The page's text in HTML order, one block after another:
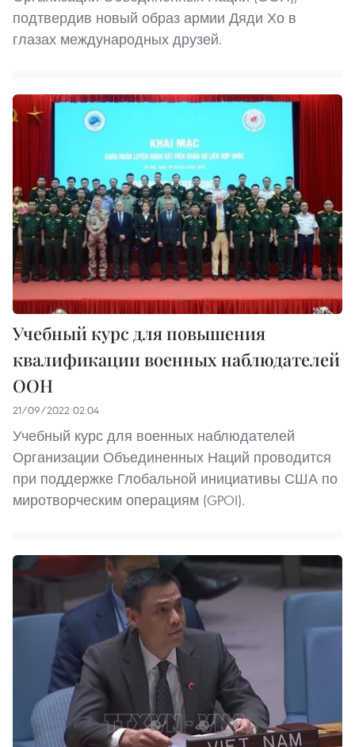
подтвердив новый образ армии Дяди Хо в
глазах международных друзей.
Учебный курс для повышения
квалификации военных наблюдателей
ООН
21/09/2022 02:04
Учебный курс для военных наблюдателей
Организации Объединенных Наций проводится
при поддержке Глобальной инициативы США по
миротворческим операциям (GPOI).